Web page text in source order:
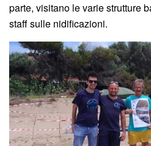
parte, visitano le varie strutture
staff sulle nidificazioni.